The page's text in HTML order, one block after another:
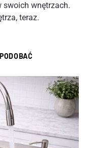
swoich wnętrzach.
teraz.